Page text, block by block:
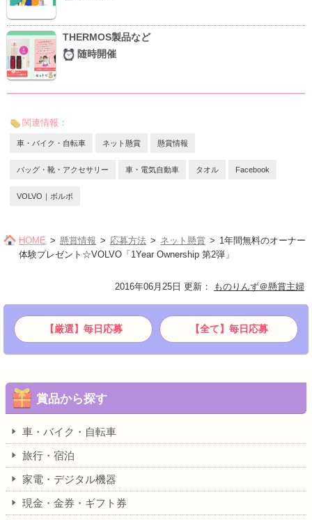
THERMOS製品など
随時開催
関連情報：
車・バイク・自転車 ネット懸賞 懸賞情報
バッグ・靴・アクセサリー 車・電気自動車 タオル Facebook
VOLVO｜ボルボ
HOME 懸賞情報 応募方法 ネット懸賞
1年間無料のオーナー
体験プレゼント☆VOLVO「1Year Ownership 第2弾」
2016年06月25日 更新 ： ものりんず＠懸賞主婦
【厳選】毎日応募 【全て】毎日応募
賞品から探す
車・バイク・自転車
旅行・宿泊
家電・デジタル機器
現金・金券・ギフト券